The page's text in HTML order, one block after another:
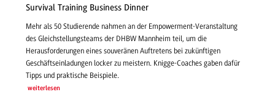
Survival Training Business Dinner
Mehr als 50 Studierende nahmen an der Empowerment-Veranstaltung
des Gleichstellungsteams der DHBW Mannheim teil, um die
Herausforderungen eines souveränen Auftretens bei zukünftigen
Geschäftseinladungen locker zu meistern. Knigge-Coaches gaben dafür
Tipps und praktische Beispiele.
weiterlesen